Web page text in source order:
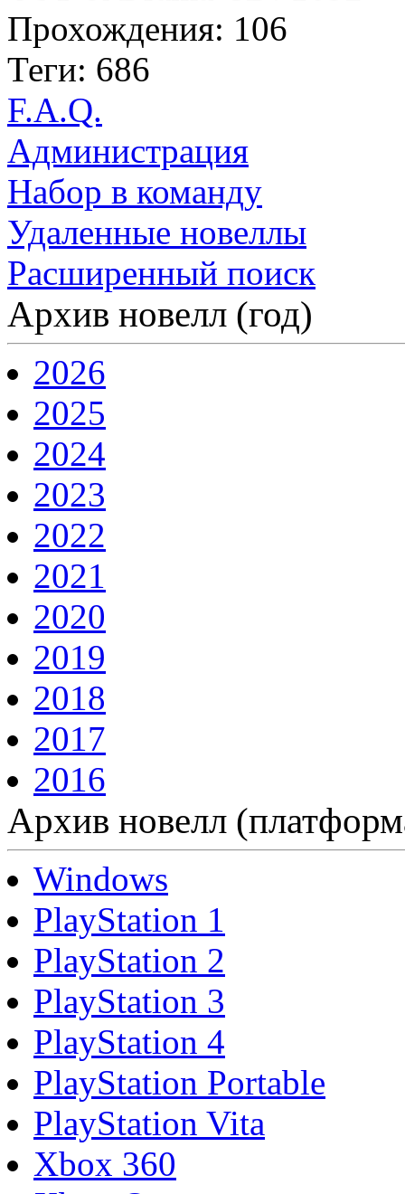
Прохождения: 106
Теги: 686
F.A.Q.
Администрация
Набор в команду
Удаленные новеллы
Расширенный поиск
Архив новелл (год)
2026
2025
2024
2023
2022
2021
2020
2019
2018
2017
2016
Архив новелл
Windows
PlayStation 1
PlayStation 2
PlayStation 3
PlayStation 4
PlayStation Portable
PlayStation Vita
Xbox 360